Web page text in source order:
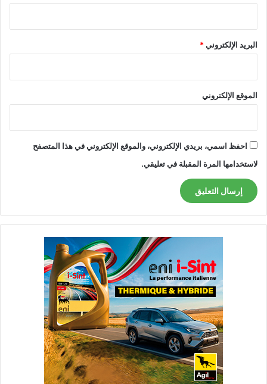
البريد الإلكتروني*
الموقع الإلكتروني
احفظ اسمي، بريدي الإلكتروني، والموقع الإلكتروني في هذا المتصفح
لاستخدامها المرة المقبلة في تعليقي.